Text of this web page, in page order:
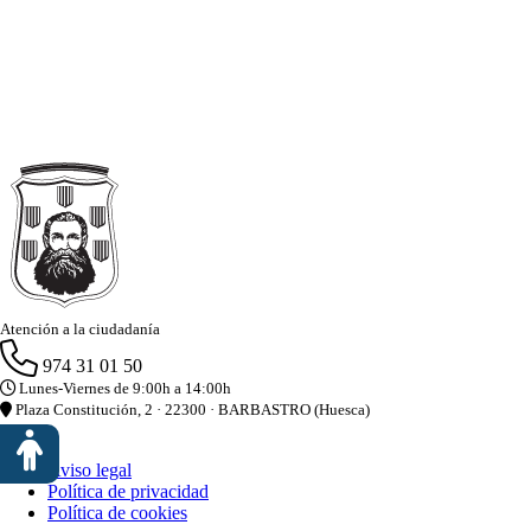
Atención a la ciudadanía
974 31 01 50
Lunes-Viernes de 9:00h a 14:00h
Plaza Constitución, 2 · 22300 · BARBASTRO (Huesca)
Aviso legal
Política de privacidad
Política de cookies